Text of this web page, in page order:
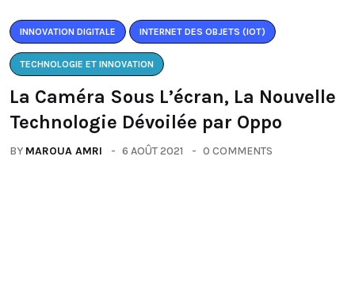
INNOVATION DIGITALE INTERNET DES OBJETS (IOT)
TECHNOLOGIE ET INNOVATION
La Caméra Sous L’écran, La Nouvelle
Technologie Dévoilée par Oppo
BY MAROUA AMRI 6 AOÛT 2021 0 COMMENTS